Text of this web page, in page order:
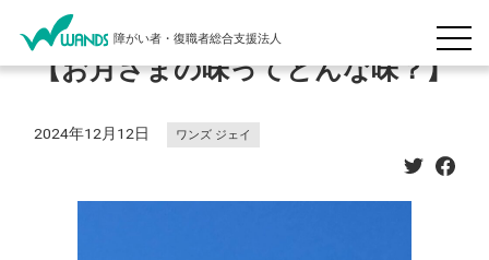
障がい者・復職者総合支援法人
【お月さまの味ってどんな味？】
2024年12月12日 ワンズ ジェイ